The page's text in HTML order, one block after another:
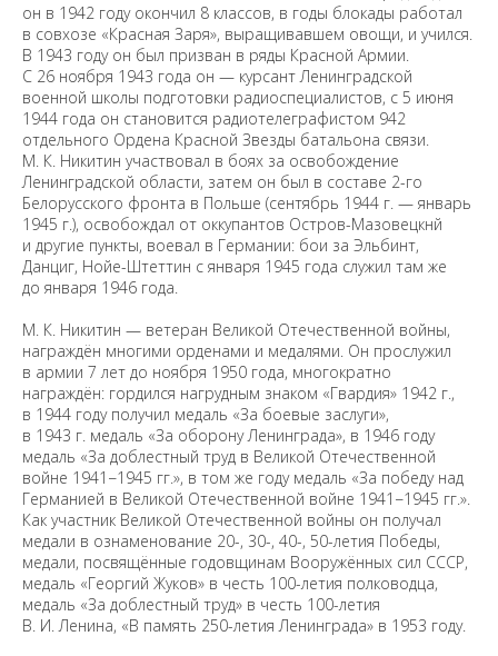
он в 1942 году окончил 8 классов, в годы блокады работал
в совхозе «Красная Заря», выращивавшем овощи, и учился.
В 1943 году он был призван в ряды Красной Армии.
С 26 ноября 1943 года он — курсант Ленинградской
военной школы подготовки радиоспециалистов, с 5 июня
1944 года он становится радиотелеграфистом 942
отдельного Ордена Красной Звезды батальона связи.
М. К. Никитин участвовал в боях за освобождение
Ленинградской области, затем он был в составе 2-го
Белорусского фронта в Польше (сентябрь 1944 г. — январь
1945 г.), освобождал от оккупантов Остров-Мазовецкнй
и другие пункты, воевал в Германии: бои за Эльбинт,
Данциг, Нойе-Штеттин с января 1945 года служил там же
до января 1946 года.
М. К. Никитин — ветеран Великой Отечественной войны,
награждён многими орденами и медалями. Он прослужил
в армии 7 лет до ноября 1950 года, многократно
награждён: гордился нагрудным знаком «Гвардия» 1942 г.,
в 1944 году получил медаль «За боевые заслуги»,
в 1943 г. медаль «За оборону Ленинграда», в 1946 году
медаль «За доблестный труд в Великой Отечественной
войне 1941−1945 гг.», в том же году медаль «За победу над
Германией в Великой Отечественной войне 1941−1945 гг.».
Как участник Великой Отечественной войны он получал
медали в ознаменование 20-, 30-, 40-, 50-летия Победы,
медали, посвящённые годовщинам Вооружённых сил СССР,
медаль «Георгий Жуков» в честь 100-летия полководца,
медаль «За доблестный труд» в честь 100-летия
В. И. Ленина, «В память 250-летия Ленинграда» в 1953 году.